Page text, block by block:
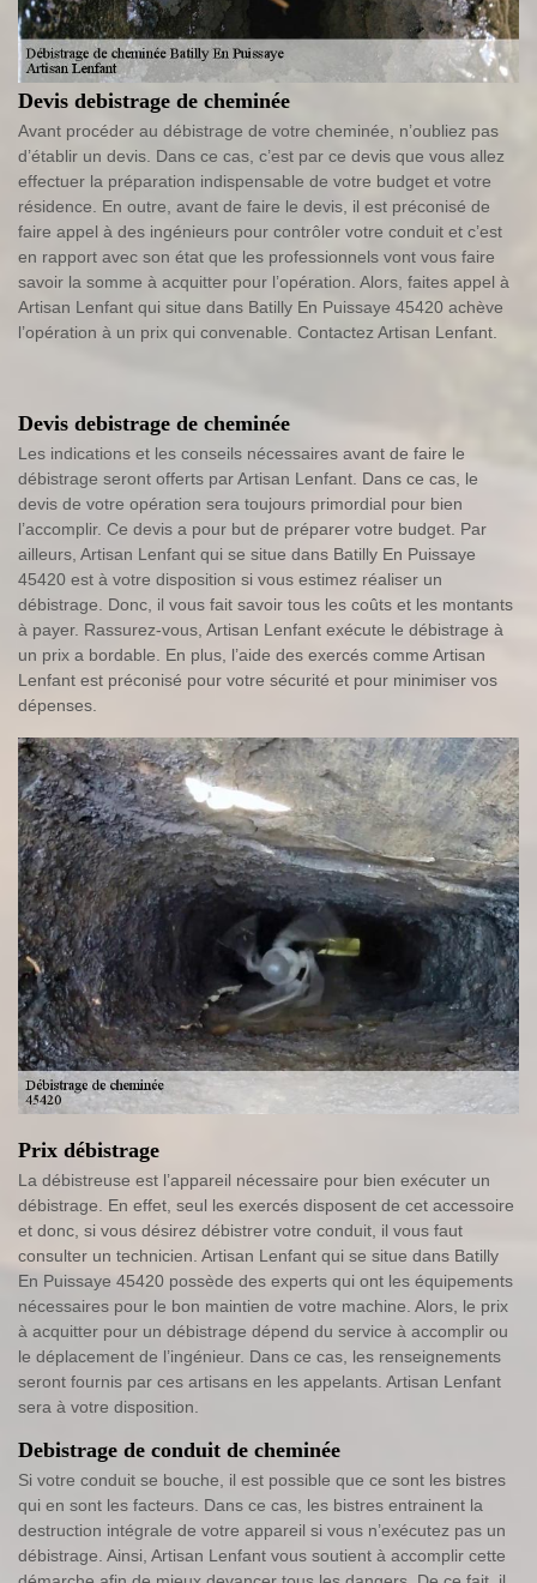
Devis debistrage de cheminée
Avant procéder au débistrage de votre cheminée, n’oubliez pas
d’établir un devis. Dans ce cas, c’est par ce devis que vous allez
effectuer la préparation indispensable de votre budget et votre
résidence. En outre, avant de faire le devis, il est préconisé de
faire appel à des ingénieurs pour contrôler votre conduit et c’est
en rapport avec son état que les professionnels vont vous faire
savoir la somme à acquitter pour l’opération. Alors, faites appel à
Artisan Lenfant qui situe dans Batilly En Puissaye 45420 achève
l’opération à un prix qui convenable. Contactez Artisan Lenfant.
Devis debistrage de cheminée
Les indications et les conseils nécessaires avant de faire le
débistrage seront offerts par Artisan Lenfant. Dans ce cas, le
devis de votre opération sera toujours primordial pour bien
l’accomplir. Ce devis a pour but de préparer votre budget. Par
ailleurs, Artisan Lenfant qui se situe dans Batilly En Puissaye
45420 est à votre disposition si vous estimez réaliser un
débistrage. Donc, il vous fait savoir tous les coûts et les montants
à payer. Rassurez-vous, Artisan Lenfant exécute le débistrage à
un prix a bordable. En plus, l’aide des exercés comme Artisan
Lenfant est préconisé pour votre sécurité et pour minimiser vos
dépenses.
Prix débistrage
La débistreuse est l’appareil nécessaire pour bien exécuter un
débistrage. En effet, seul les exercés disposent de cet accessoire
et donc, si vous désirez débistrer votre conduit, il vous faut
consulter un technicien. Artisan Lenfant qui se situe dans Batilly
En Puissaye 45420 possède des experts qui ont les équipements
nécessaires pour le bon maintien de votre machine. Alors, le prix
à acquitter pour un débistrage dépend du service à accomplir ou
le déplacement de l’ingénieur. Dans ce cas, les renseignements
seront fournis par ces artisans en les appelants. Artisan Lenfant
sera à votre disposition.
Debistrage de conduit de cheminée
Si votre conduit se bouche, il est possible que ce sont les bistres
qui en sont les facteurs. Dans ce cas, les bistres entrainent la
destruction intégrale de votre appareil si vous n’exécutez pas un
débistrage. Ainsi, Artisan Lenfant vous soutient à accomplir cette